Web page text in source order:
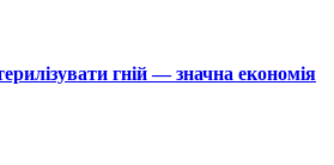
гній — значна економія